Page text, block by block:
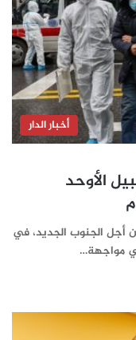
أخبار الدار
الأوحد
أجل الجنوب الجديد، في
مواجهة…